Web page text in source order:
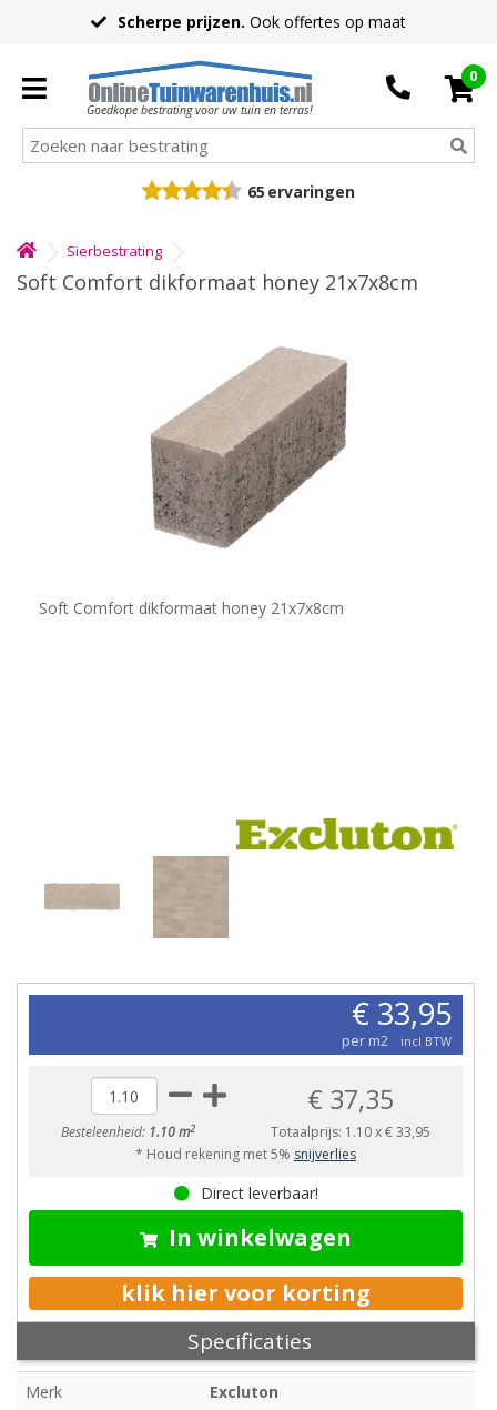
Scherpe prijzen. Ook offertes op maat
Goedkope bestrating voor uw tuin en terras!
0
65 ervaringen
Sierbestrating
Soft Comfort dikformaat honey 21x7x8cm
Soft Comfort dikformaat honey 21x7x8cm
€ 33,95
per m2 incl BTW
Besteleenheid: 1.10 m2
€ 37,35
Totaalprijs: 1.10x€ 33,95
* Houd rekening met 5% snijverlies
Direct leverbaar!
In winkelwagen
klik hier voor korting
Specificaties
Merk
Excluton